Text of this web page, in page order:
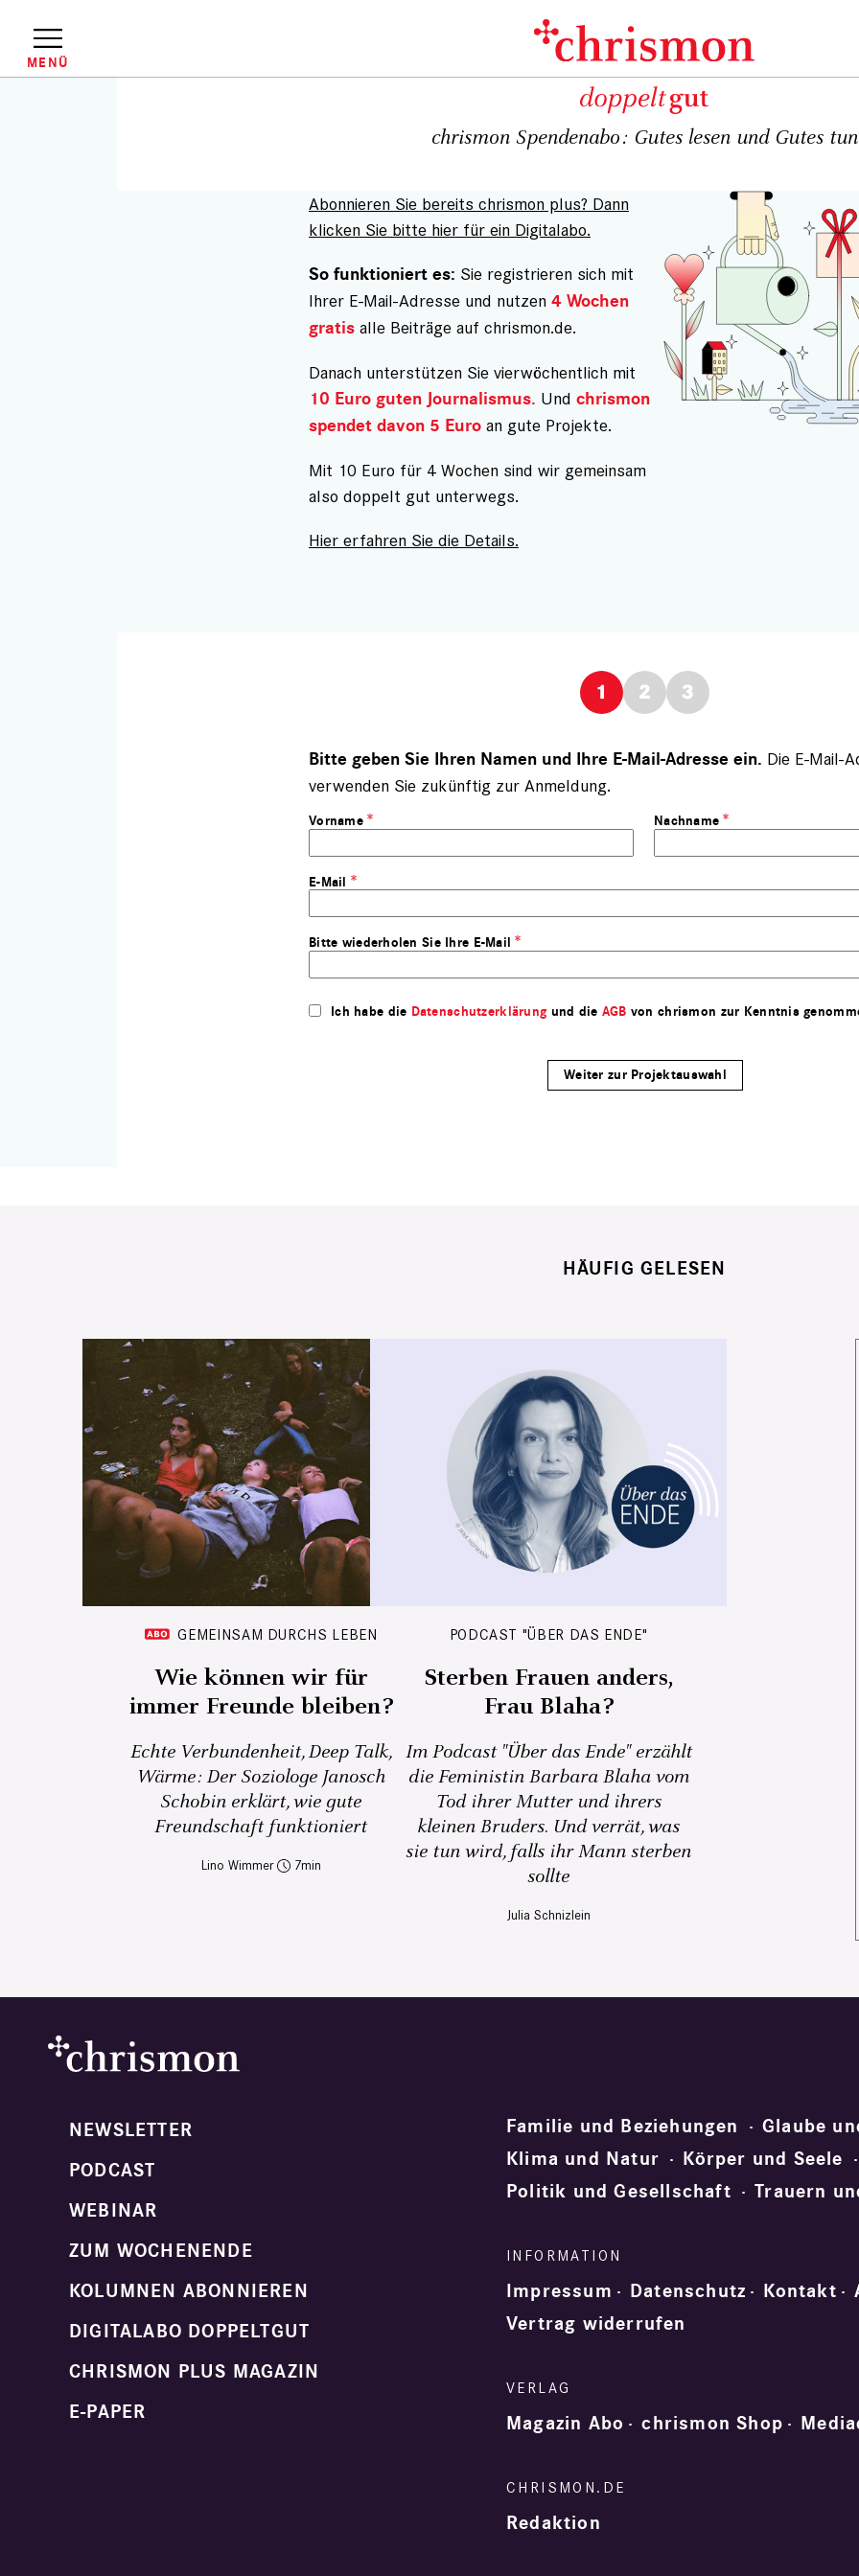
Inhalt
MENÜ
chrismon Spendenabo: Gutes lesen und Gutes tun
Abonnieren Sie bereits chrismon plus? Dann
klicken Sie bitte hier für ein Digitalabo.
So funktioniert es: Sie registrieren sich mit
Ihrer E-Mail-Adresse und nutzen 4 Wochen
gratis alle Beiträge auf chrismon.de.
Danach unterstützen Sie vierwöchentlich mit
10 Euro guten Journalismus. Und chrismon
spendet davon 5 Euro an gute Projekte.
Mit 10 Euro für 4 Wochen sind wir gemeinsam
also doppelt gut unterwegs.
Hier erfahren Sie die Details.
Bitte geben Sie Ihren Namen und Ihre E-Mail-Adresse ein. Die E-Mail-
verwenden Sie zukünftig zur Anmeldung.
Vorname Nachname
E-Mail
Bitte wiederholen Sie Ihre E-Mail
Ich habe die Datenschutzerklärungund die AGB von chrismon zur Kenntnis
HÄUFIG GELESEN
GEMEINSAM DURCHS LEBEN
Wie können wir für
immer Freunde bleiben?
Echte Verbundenheit, Deep Talk,
Wärme: Der Soziologe Janosch
Schobin erklärt, wie gute
Freundschaft funktioniert
Lino Wimmer 7
PODCAST "ÜBER DAS ENDE"
Sterben Frauen anders,
Frau Blaha?
Im Podcast "Über das Ende" erzählt
die Feministin Barbara Blaha vom
Tod ihrer Mutter und ihrers
kleinen Bruders. Und verrät, was
sie tun wird, falls ihr Mann sterben
sollte
Julia Schnizlein
NEWSLETTER
PODCAST
WEBINAR
ZUM WOCHENENDE
KOLUMNEN ABONNIEREN
DIGITALABO DOPPELTGUT
CHRISMON PLUS MAGAZIN
E-PAPER
Familie und Beziehungen
Glaube
Klima und Natur
Körper und Seele
Politik und Gesellschaft
Trauern
Impressum Datenschutz Kontakt
Vertrag widerrufen
Magazin Abo chrismon Shop
Redaktion